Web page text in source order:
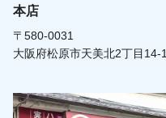
本店
〒580-0031
大阪府松原市天美北2丁目14-1